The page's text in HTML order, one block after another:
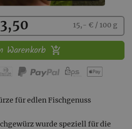
15,- € / 100 g
Warenkorb
für edlen Fischgenuss
wurde speziell für die